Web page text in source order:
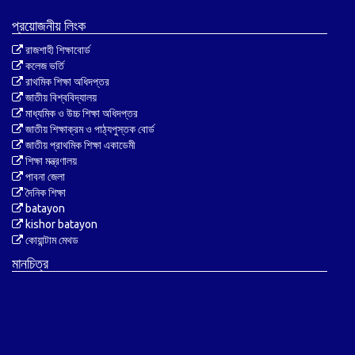
প্রয়োজনীয় লিংক
রাজশাহী শিক্ষাবোর্ড
কলেজ ভর্তি
রাথমিক শিক্ষা অধিদপ্তর
জাতীয় বিশ্ববিদ্যালয়
মাধ্যমিক ও উচ্চ শিক্ষা অধিদপ্তর
জাতীয় শিক্ষাক্রম ও পাঠ্যপুস্তক বোর্ড
জাতীয় প্রাথমিক শিক্ষা একাডেমী
শিক্ষা মন্ত্রণালয়
পাবনা জেলা
দৈনিক শিক্ষা
batayon
kishor batayon
কোয়ান্টাম মেথড
মানচিত্র